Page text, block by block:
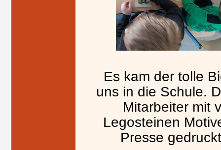
Es kam der tolle
uns in die Schule.
Mitarbeiter mit
Legosteinen
Presse